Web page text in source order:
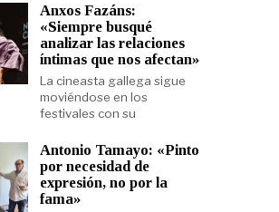
Anxos Fazáns:
«Siempre busqué
analizar las relaciones
íntimas que nos afectan»
La cineasta gallega sigue
moviéndose en los
festivales con su
Antonio Tamayo: «Pinto
por necesidad de
expresión, no por la
fama»